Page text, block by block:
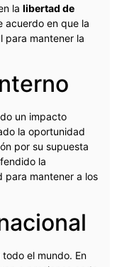
la libertad de
acuerdo en que la
para mantener la
un impacto
la oportunidad
por su supuesta
la
para mantener a los
el mundo. En